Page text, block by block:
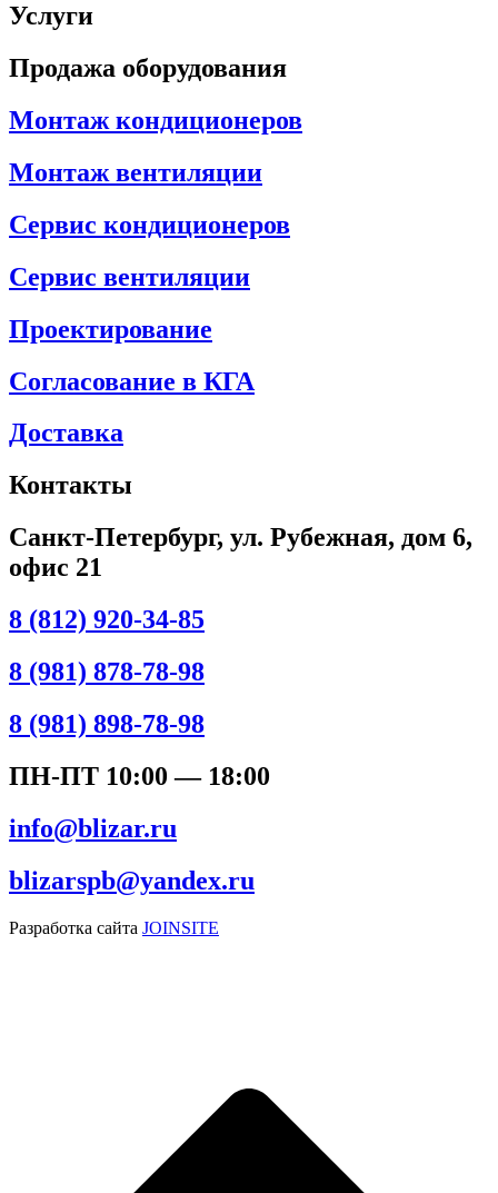
Услуги
Продажа оборудования
Монтаж кондиционеров
Монтаж вентиляции
Сервис кондиционеров
Сервис вентиляции
Проектирование
Согласование в КГА
Доставка
Контакты
Санкт-Петербург, ул. Рубежная, дом 6,
офис 21
8 (812) 920-34-85
8 (981) 878-78-98
8 (981) 898-78-98
ПН-ПТ 10:00 — 18:00
info@blizar.ru
blizarspb@yandex.ru
Разработка сайта JOINSITE